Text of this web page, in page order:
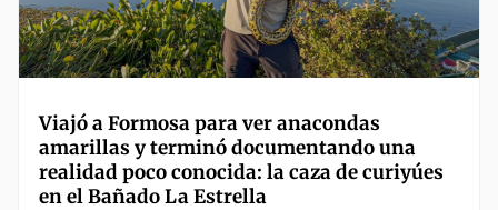
Viajó a Formosa para ver anacondas
amarillas y terminó documentando una
realidad poco conocida: la caza de curiyúes
en el Bañado La Estrella